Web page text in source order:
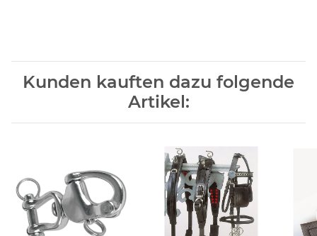
Kunden kauften dazu folgende
Artikel: